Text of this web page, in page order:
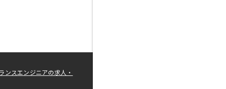
ンスエンジニアの求人・